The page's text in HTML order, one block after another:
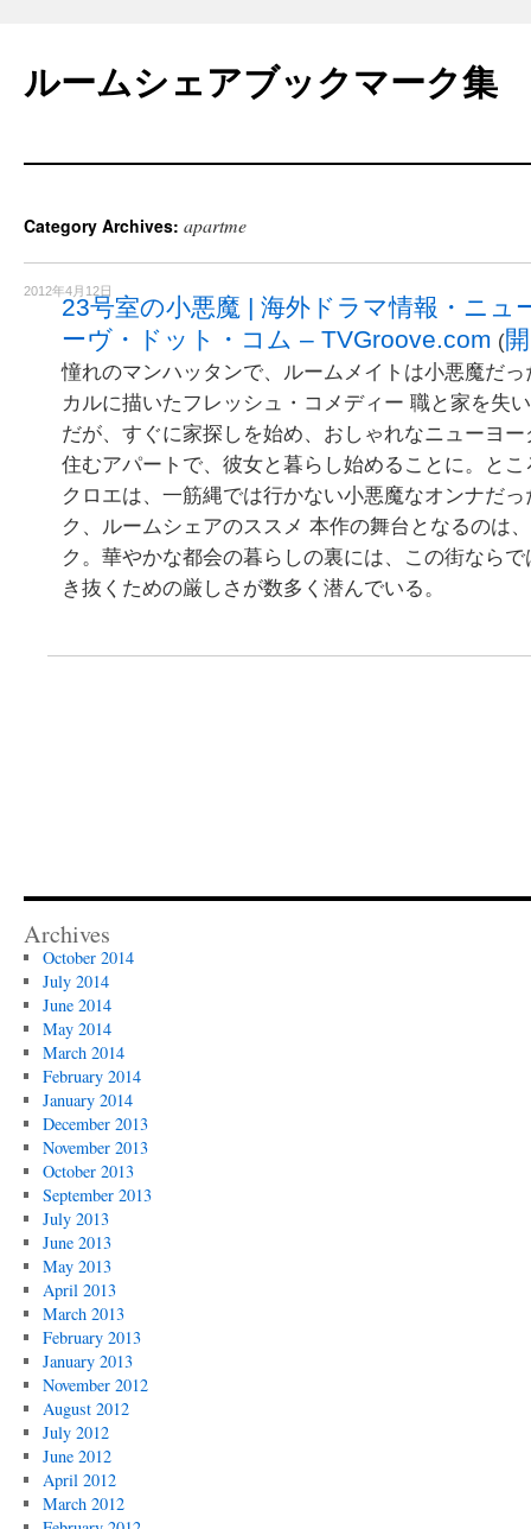
content
ルームシェアブックマーク集
Category Archives: apartme
2012年4月12日
23号室の小悪魔 | 海外ドラマ情報・ニュ
ーヴ・ドット・コム – TVGroove.com (
憧れのマンハッタンで、ルームメイトは小悪魔だ
カルに描いたフレッシュ・コメディー 職と家を失
だが、すぐに家探しを始め、おしゃれなニューヨ
住むアパートで、彼女と暮らし始めることに。と
クロエは、一筋縄では行かない小悪魔なオンナだ
ク、ルームシェアのススメ 本作の舞台となるのは
ク。華やかな都会の暮らしの裏には、この街なら
き抜くための厳しさが数多く潜んでいる。
Archives
October 2014
July 2014
June 2014
May 2014
March 2014
February 2014
January 2014
December 2013
November 2013
October 2013
September 2013
July 2013
June 2013
May 2013
April 2013
March 2013
February 2013
January 2013
November 2012
August 2012
July 2012
June 2012
April 2012
March 2012